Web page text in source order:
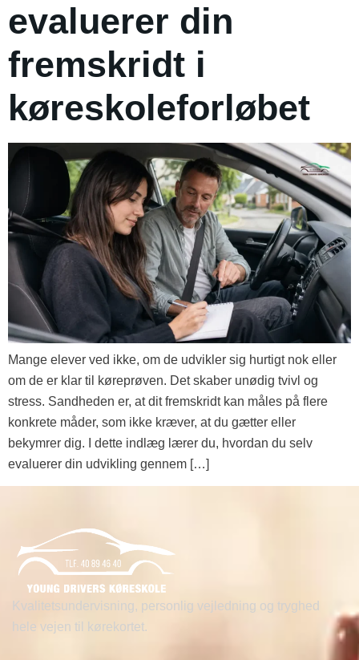
evaluerer din
fremskridt i
køreskoleforløbet
Mange elever ved ikke, om de udvikler sig hurtigt nok eller
om de er klar til køreprøven. Det skaber unødig tvivl og
stress. Sandheden er, at dit fremskridt kan måles på flere
konkrete måder, som ikke kræver, at du gætter eller
bekymrer dig. I dette indlæg lærer du, hvordan du selv
evaluerer din udvikling gennem […]
Kvalitetsundervisning, personlig vejledning og tryghed
hele vejen til kørekortet.